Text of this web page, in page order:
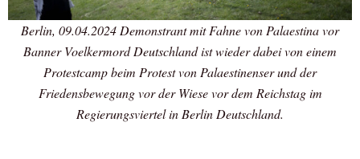
Berlin, 09.04.2024 Demonstrant mit Fahne von Palaestina vor
Banner Voelkermord Deutschland ist wieder dabei von einem
Protestcamp beim Protest von Palaestinenser und der
Friedensbewegung vor der Wiese vor dem Reichstag im
Regierungsviertel in Berlin Deutschland.